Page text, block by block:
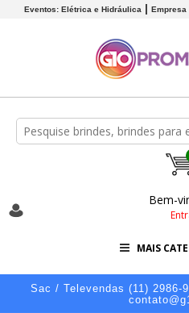
Eventos: Elétrica e Hidráulica Empresa
Bem-
MAIS
Sac / Televendas (11) 2986-